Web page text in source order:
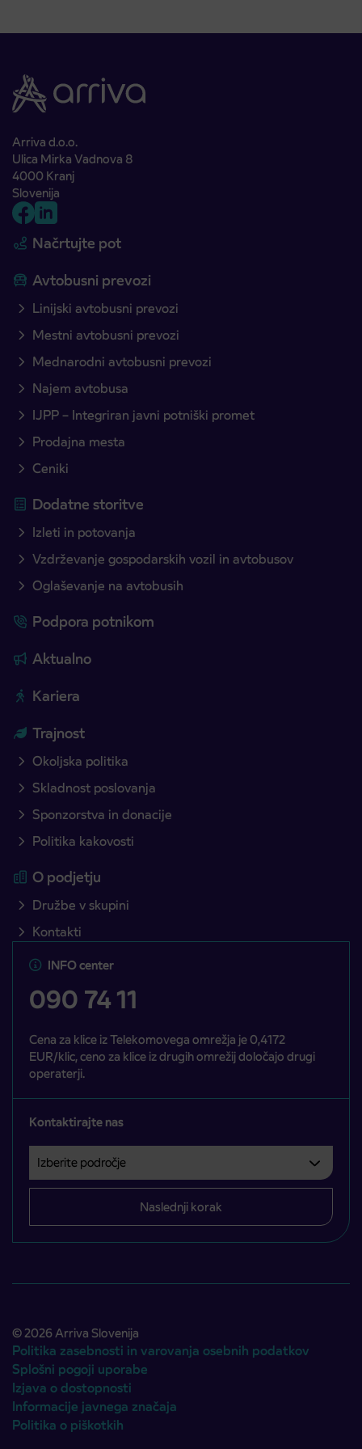
Arriva d.o.o.
Ulica Mirka Vadnova 8
4000 Kranj
Slovenija
Načrtujte pot
Avtobusni prevozi
Linijski avtobusni prevozi
Mestni avtobusni prevozi
Mednarodni avtobusni prevozi
Najem avtobusa
IJPP – Integriran javni potniški promet
Prodajna mesta
Ceniki
Dodatne storitve
Izleti in potovanja
Vzdrževanje gospodarskih vozil in avtobusov
Oglaševanje na avtobusih
Podpora potnikom
Aktualno
Kariera
Trajnost
Okoljska politika
Skladnost poslovanja
Sponzorstva in donacije
Politika kakovosti
O podjetju
Družbe v skupini
Kontakti
INFO center
090 74 11
Cena za klice iz Telekomovega omrežja je 0,4172
EUR/klic, ceno za klice iz drugih omrežij določajo drugi
operaterji.
Kontaktirajte nas
Izberite področje
Področje je obvezno izbrati.
Naslednji korak
© 2026 Arriva Slovenija
Politika zasebnosti in varovanja osebnih podatkov
Splošni pogoji uporabe
Izjava o dostopnosti
Informacije javnega značaja
Politika o piškotkih